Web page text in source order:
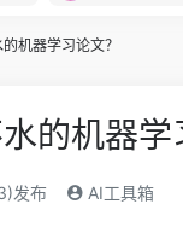
机器学习论文？
的机器学
发布 AI工具箱